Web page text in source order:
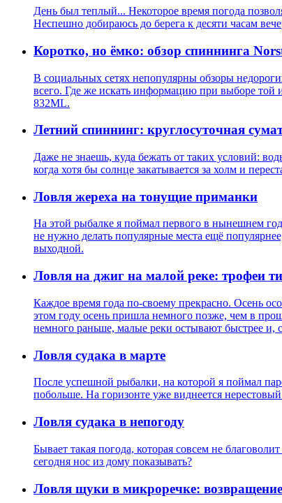
День был теплый... Некоторое время погода
Неспешно добираюсь до берега к десяти часам
Коротко, но ёмко: обзор спиннинга
В социальных сетях непопулярны обзоры
всего. Где же искать информацию при выборе той
832ML.
Летний спиннинг: круглосуточная
Даже не знаешь, куда бежать от таких условий:
когда хотя бы солнце закатывается за холм и
Ловля жереха на тонущие приманки
На этой рыбалке я поймал первого в нынешнем
не нужно делать популярные места ещё
выходной.
Ловля на джиг на малой реке: трофеи
Каждое время года по-своему прекрасно. Осень
этом году осень пришла немного позже, чем в
немного раньше, малые реки остывают быстрее и,
Ловля судака в марте
После успешной рыбалки, на которой я поймал
побольше. На горизонте уже виднеется
Ловля судака в непогоду
Бывает такая погода, которая совсем не
сегодня нос из дому показывать?
Ловля щуки в микроречке: возвращение